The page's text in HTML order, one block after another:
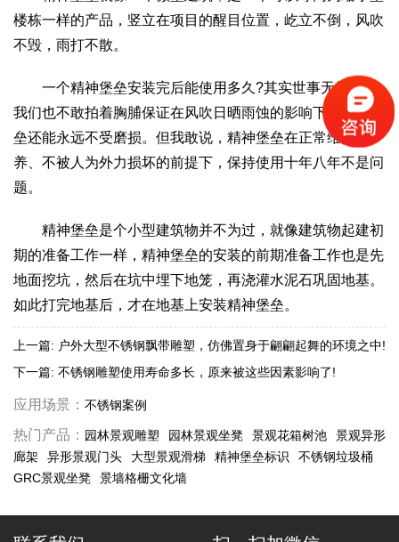
楼栋一样的产品，竖立在项目的醒目位置，屹立不倒，风吹
不毁，雨打不散。
一个精神堡垒安装完后能使用多久?其实世事无绝对，
我们也不敢拍着胸脯保证在风吹日晒雨蚀的影响下，精神堡
垒还能永远不受磨损。但我敢说，精神堡垒在正常维护保
养、不被人为外力损坏的前提下，保持使用十年八年不是问
题。
精神堡垒是个小型建筑物并不为过，就像建筑物起建初
期的准备工作一样，精神堡垒的安装的前期准备工作也是先
地面挖坑，然后在坑中埋下地笼，再浇灌水泥石巩固地基。
如此打完地基后，才在地基上安装精神堡垒。
上一篇: 户外大型不锈钢飘带雕塑，仿佛置身于翩翩起舞的环境之中!
下一篇: 不锈钢雕塑使用寿命多长，原来被这些因素影响了!
应用场景： 不锈钢案例
热门产品： 园林景观雕塑 园林景观坐凳 景观花箱树池
景观异形
廊架
异形景观门头 大型景观滑梯 精神堡垒标识
不锈钢垃圾桶
GRC景观坐凳
景墙格栅文化墙